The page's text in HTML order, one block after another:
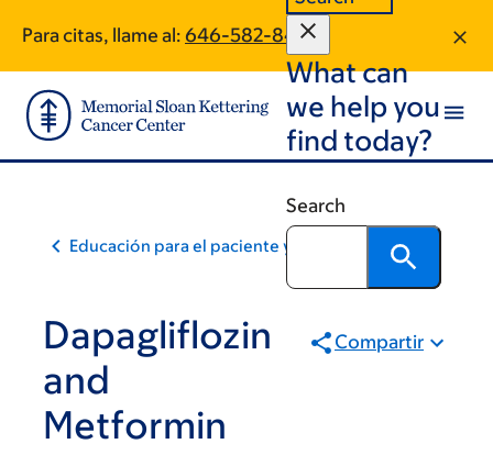
main
content
footer
Para citas, llame al: 646-582-8475
What can
we help you
find today?
Search
Educación para el paciente y la comunidad
Dapagliflozin
and
Metformin
Compartir